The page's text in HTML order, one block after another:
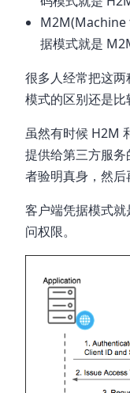
M2M(Machine
据模式就是
很多人经常把这
模式的区别还是比
虽然有时候 H2M
提供给第三方服
者验明真身，然后
客户端凭据模式
问权限。